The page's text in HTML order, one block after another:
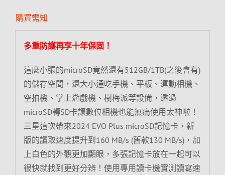
購買需知
多重防護再享十年保固！
這麼小張的microSD竟然還有512GB/1TB(之後會有)
的儲存空間，還大小通吃手機、平板、運動相機、
空拍機、掌上遊戲機、樹梅派等設備，透過
microSD轉SD卡讓數位相機也能無痛使用太神啦！
三星這次帶來2024 EVO Plus microSD記憶卡，新
版的讀取速度提升到160 MB/s (舊款130 MB/s)，加
上白色的外觀更加顯眼，多張記憶卡放在一起可以
很快就找到更好分辨！使用專用讀卡機實測讀寫速